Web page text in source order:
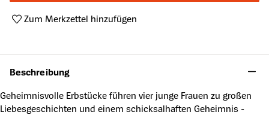
Zum Merkzettel hinzufügen
Beschreibung
Geheimnisvolle Erbstücke führen vier junge Frauen zu großen
Liebesgeschichten und einem schicksalhaften Geheimnis -